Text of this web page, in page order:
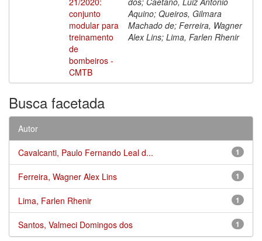
conjunto
modular para
treinamento
de
bombeiros -
CMTB
Aquino; Queiros, Gilmara
Machado de; Ferreira, Wagner
Alex Lins; Lima, Farlen Rhenir
Busca facetada
Autor
1
Cavalcanti, Paulo Fernando Leal d...
1
Ferreira, Wagner Alex Lins
1
Lima, Farlen Rhenir
1
Santos, Valmeci Domingos dos